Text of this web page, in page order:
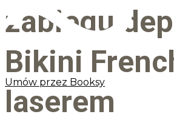
Umów przez Booksy
zabiegu
Bikini
laserem